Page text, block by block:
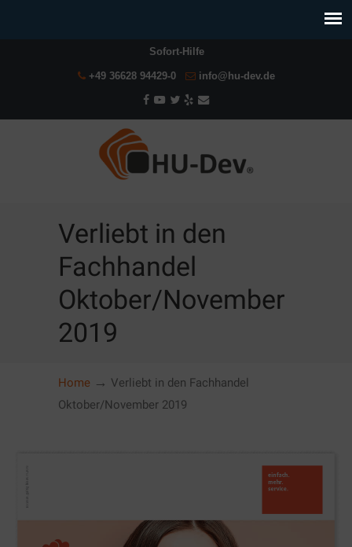
Sofort-Hilfe
+49 36628 94429-0 info@hu-dev.de
Verliebt in den
Fachhandel
Oktober/November
2019
Home → Verliebt in den Fachhandel
Oktober/November 2019